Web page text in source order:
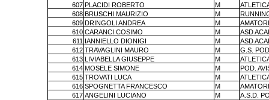
607 PLACIDI ROBERTO M
608 BRUSCHI MAURIZIO M
609 DRINGOLI ANDREA M
610 CARANCI COSIMO M
ASD
611 IANNIELLO DIONIGI M
ASD
612 TRAVAGLINI MAURO M
G.S.
613 LIVIABELLA GIUSEPPE M
614 MOSELE SIMONE M
POD.
615 TROVATI LUCA M
616 SPOGNETTA FRANCESCO M
617 ANGELINI LUCIANO M
A.S.D.